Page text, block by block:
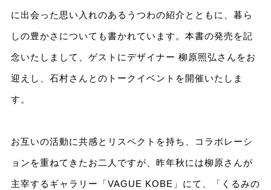
に出会った思い入れのあるうつわの紹介とともに、暮ら
しの豊かさについても書かれています。本書の発売を記
念いたしまして、ゲストにデザイナー 柳原照弘さんをお
迎えし、石村さんとのトークイベントを開催いたしま
す。
お互いの活動に共感とリスペクトを持ち、コラボレーシ
ョンを重ねてきたお二人ですが、昨年秋には柳原さんが
主宰するギャラリー「VAGUE KOBE」にて、「くるみの